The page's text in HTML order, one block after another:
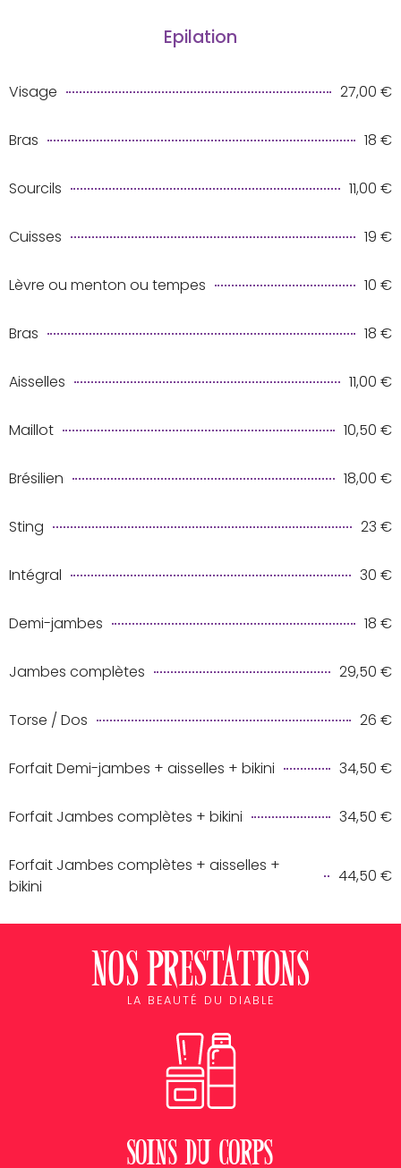
Epilation
Visage 27,00 €
Bras 18 €
Sourcils 11,00 €
Cuisses 19 €
Lèvre ou menton ou tempes 10 €
Bras 18 €
Aisselles 11,00 €
Maillot 10,50 €
Brésilien 18,00 €
Sting 23 €
Intégral 30 €
Demi-jambes 18 €
Jambes complètes 29,50 €
Torse / Dos 26 €
Forfait Demi-jambes + aisselles + bikini 34,50 €
Forfait Jambes complètes + bikini 34,50 €
Forfait Jambes complètes + aisselles +
bikini
44,50 €
Nos prestations
LA BEAUTÉ DU DIABLE
Soins du corps